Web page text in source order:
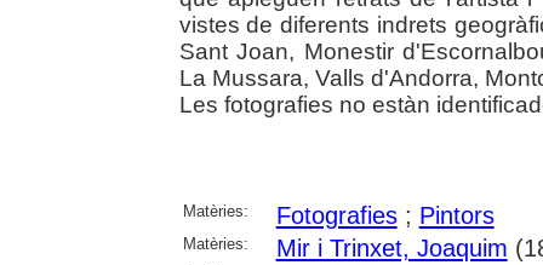
vistes de diferents indrets
Sant Joan, Monestir
La Mussara, Valls d'Andorra,
Les fotografies no estàn
Matèries: Fotografies; Pintors
Matèries: Mir i Trinxet, Joaquim